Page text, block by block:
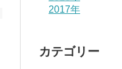
2017年
カテゴリー